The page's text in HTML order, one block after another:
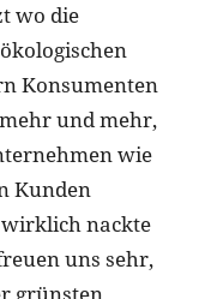
wo die
Konsumenten
und mehr,
wie
Kunden
nackte
uns sehr,